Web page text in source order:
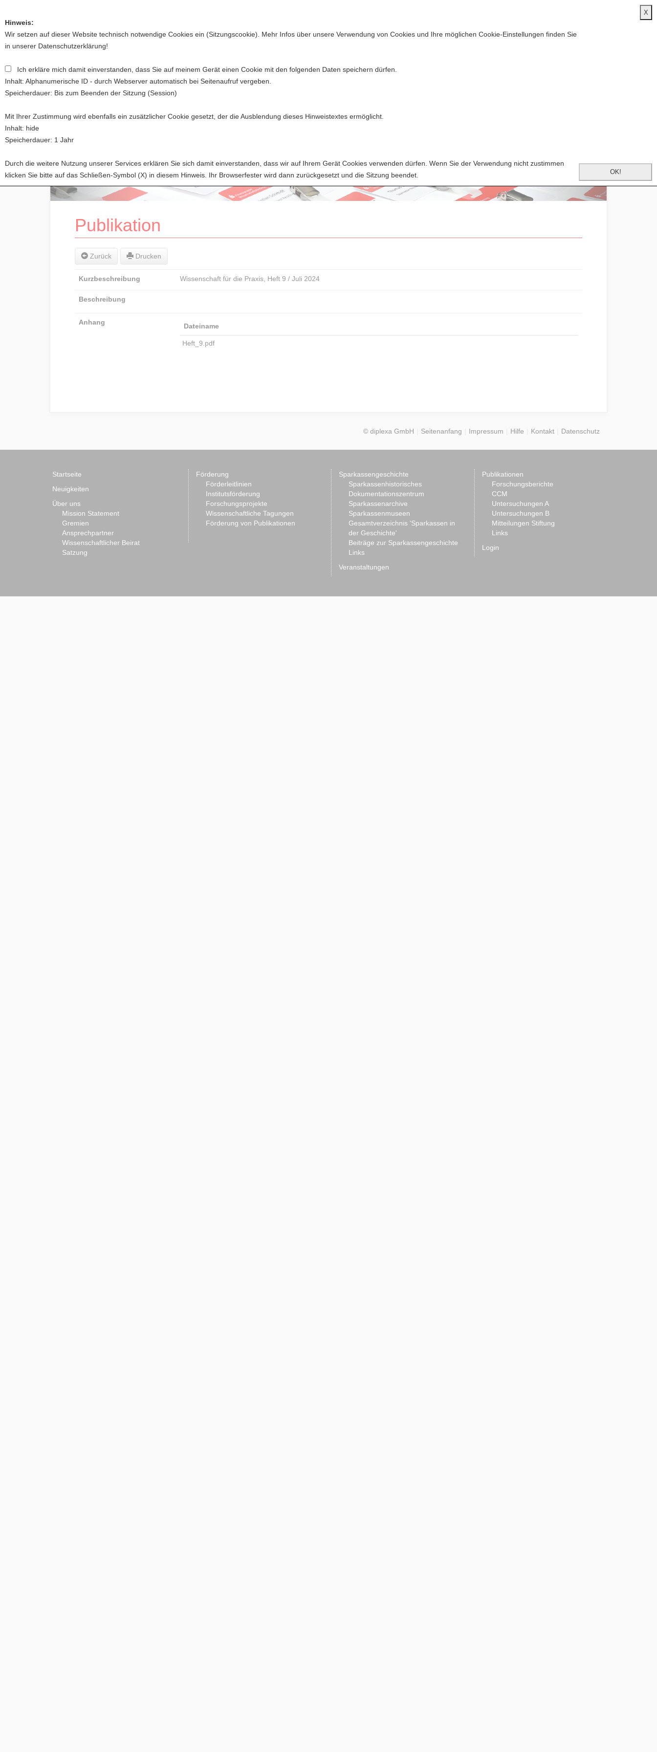
Hinweis:
Wir setzen auf dieser Website technisch notwendige Cookies ein (Sitzungscookie). Mehr Infos über unsere Verwendung von Cookies und Ihre möglichen Cookie-Einstellungen finden Sie
in unserer Datenschutzerklärung!
Ich erkläre mich damit einverstanden, dass Sie auf meinem Gerät einen Cookie mit den folgenden Daten speichern dürfen.
Inhalt: Alphanumerische ID - durch Webserver automatisch bei Seitenaufruf vergeben.
Speicherdauer: Bis zum Beenden der Sitzung (Session)
Mit Ihrer Zustimmung wird ebenfalls ein zusätzlicher Cookie gesetzt, der die Ausblendung dieses Hinweistextes ermöglicht.
Inhalt: hide
Speicherdauer: 1 Jahr
Durch die weitere Nutzung unserer Services erklären Sie sich damit einverstanden, dass wir auf Ihrem Gerät Cookies verwenden dürfen. Wenn Sie der Verwendung nicht zustimmen
klicken Sie bitte auf das Schließen-Symbol (X) in diesem Hinweis. Ihr Browserfester wird dann zurückgesetzt und die Sitzung beendet.
Startseite Über uns Förderung Sparkassengeschichte Neuigkeiten Veranstaltungen
Publikation
Zurück Drucken
Kurzbeschreibung Wissenschaft für die Praxis, Heft 9 / Juli 2024
Beschreibung
Anhang Dateiname
Heft_9.pdf
© diplexa GmbH Seitenanfang Impressum Hilfe Kontakt Datenschutz
Startseite
Neuigkeiten
Über uns
Mission Statement
Gremien
Ansprechpartner
Wissenschaftlicher Beirat
Satzung
Förderung
Förderleitlinien
Institutsförderung
Forschungsprojekte
Wissenschaftliche Tagungen
Förderung von Publikationen
Sparkassengeschichte
Sparkassenhistorisches
Dokumentationszentrum
Sparkassenarchive
Sparkassenmuseen
Gesamtverzeichnis 'Sparkassen in
der Geschichte'
Beiträge zur Sparkassengeschichte
Links
Veranstaltungen
Publikationen
Forschungsberichte
CCM
Untersuchungen A
Untersuchungen B
Mitteilungen Stiftung
Links
Login